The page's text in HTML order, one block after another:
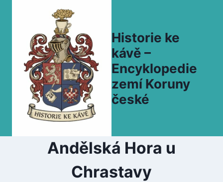
Historie ke
kávě –
Encyklopedie
zemí Koruny
české
Andělská Hora u
Chrastavy